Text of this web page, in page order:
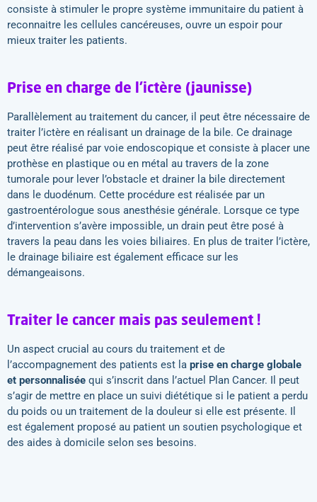
consiste à stimuler le propre système immunitaire du patient à
reconnaitre les cellules cancéreuses, ouvre un espoir pour
mieux traiter les patients.
Prise en charge de l’ictère (jaunisse)
Parallèlement au traitement du cancer, il peut être nécessaire de
traiter l’ictère en réalisant un drainage de la bile. Ce drainage
peut être réalisé par voie endoscopique et consiste à placer une
prothèse en plastique ou en métal au travers de la zone
tumorale pour lever l’obstacle et drainer la bile directement
dans le duodénum. Cette procédure est réalisée par un
gastroentérologue sous anesthésie générale. Lorsque ce type
d’intervention s’avère impossible, un drain peut être posé à
travers la peau dans les voies biliaires. En plus de traiter l’ictère,
le drainage biliaire est également efficace sur les
démangeaisons.
Traiter le cancer mais pas seulement !
Un aspect crucial au cours du traitement et de
l’accompagnement des patients est la prise en charge globale
et personnalisée qui s’inscrit dans l’actuel Plan Cancer. Il peut
s’agir de mettre en place un suivi diététique si le patient a perdu
du poids ou un traitement de la douleur si elle est présente. Il
est également proposé au patient un soutien psychologique et
des aides à domicile selon ses besoins.